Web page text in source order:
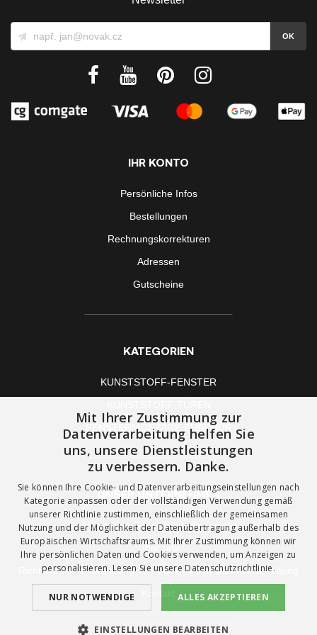
IHR KONTO
Persönliche Infos
Bestellungen
Rechnungskorrekturen
Adressen
Gutscheine
KATEGORIEN
KUNSTSTOFF-FENSTER
FENSTERMONTAGE ZUBEHÖR
UNSER UNTERNEHMEN
Allgemeine Geschäftsbedingungen
Über uns
Richtlinie zur Verwendung von Cookies und Datenverarbeitung
Mit Ihrer Zustimmung zur
Datenverarbeitung helfen Sie
uns, unsere Dienstleistungen
zu verbessern. Danke.
Sie können Ihre Cookie- und Datenverarbeitungseinstellungen nach
Kategorie anpassen oder der vollständigen Verwendung gemäß
unserer Richtlinie zustimmen, einschließlich der gemeinsamen
Nutzung und der Möglichkeit der Datenübertragung außerhalb des
Europäischen Wirtschaftsraums. Mit Ihrer Zustimmung können wir
Ihre persönlichen Daten und Cookies verwenden, um Anzeigen zu
personalisieren. Lesen Sie unsere Datenschutzrichtlinie.
ALLES AKZEPTIEREN
NUR NOTWENDIGE
EINSTELLUNGEN BEARBEITEN